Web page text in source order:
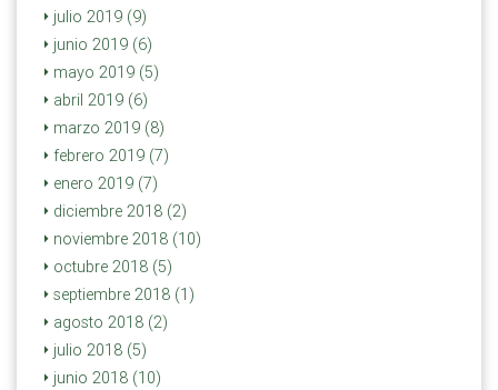
julio 2019 (9)
junio 2019 (6)
mayo 2019 (5)
abril 2019 (6)
marzo 2019 (8)
febrero 2019 (7)
enero 2019 (7)
diciembre 2018 (2)
noviembre 2018 (10)
octubre 2018 (5)
septiembre 2018 (1)
agosto 2018 (2)
julio 2018 (5)
junio 2018 (10)